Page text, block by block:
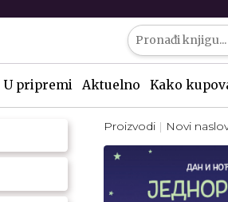
U pripremi Aktuelno Kako
Proizvodi Novi